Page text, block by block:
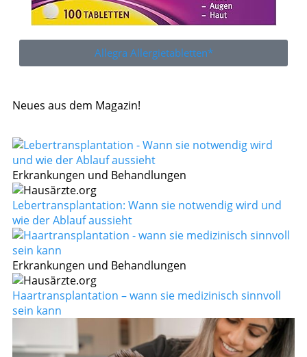
Allegra Allergietabletten*
Neues aus dem Magazin!
Erkrankungen und Behandlungen
Lebertransplantation: Wann sie notwendig wird und
wie der Ablauf aussieht
Erkrankungen und Behandlungen
Haartransplantation – wann sie medizinisch sinnvoll
sein kann